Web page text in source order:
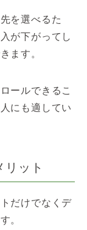
を選べるた
が下がってし
ます。
ールできるこ
にも適してい
ット
だけでなくデ
。